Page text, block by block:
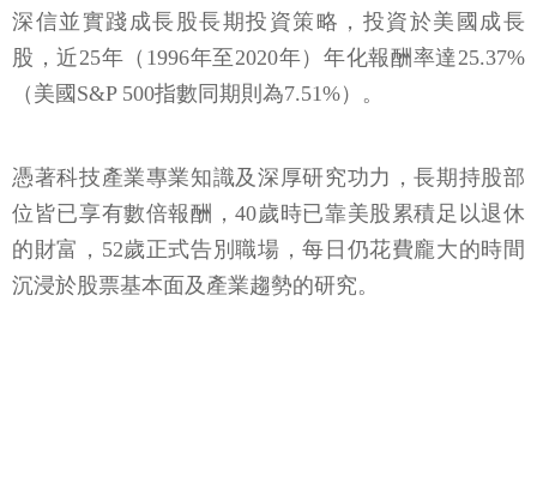
深信並實踐成長股長期投資策略，投資於美國成長
股，近25年（1996年至2020年）年化報酬率達25.37%
（美國S&P 500指數同期則為7.51%）。
憑著科技產業專業知識及深厚研究功力，長期持股部
位皆已享有數倍報酬，40歲時已靠美股累積足以退休
的財富，52歲正式告別職場，每日仍花費龐大的時間
沉浸於股票基本面及產業趨勢的研究。